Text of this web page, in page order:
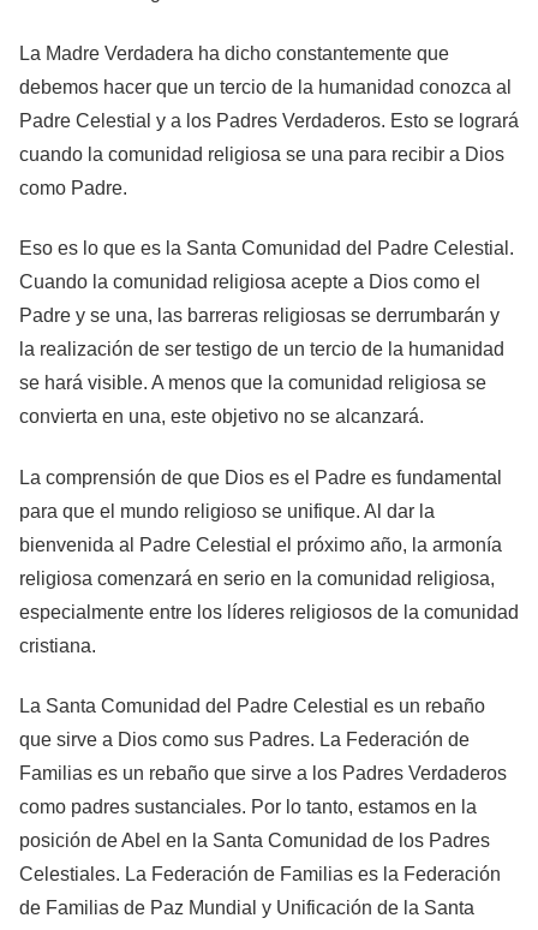
La Madre Verdadera ha dicho constantemente que
debemos hacer que un tercio de la humanidad conozca al
Padre Celestial y a los Padres Verdaderos. Esto se logrará
cuando la comunidad religiosa se una para recibir a Dios
como Padre.
Eso es lo que es la Santa Comunidad del Padre Celestial.
Cuando la comunidad religiosa acepte a Dios como el
Padre y se una, las barreras religiosas se derrumbarán y
la realización de ser testigo de un tercio de la humanidad
se hará visible. A menos que la comunidad religiosa se
convierta en una, este objetivo no se alcanzará.
La comprensión de que Dios es el Padre es fundamental
para que el mundo religioso se unifique. Al dar la
bienvenida al Padre Celestial el próximo año, la armonía
religiosa comenzará en serio en la comunidad religiosa,
especialmente entre los líderes religiosos de la comunidad
cristiana.
La Santa Comunidad del Padre Celestial es un rebaño
que sirve a Dios como sus Padres. La Federación de
Familias es un rebaño que sirve a los Padres Verdaderos
como padres sustanciales. Por lo tanto, estamos en la
posición de Abel en la Santa Comunidad de los Padres
Celestiales. La Federación de Familias es la Federación
de Familias de Paz Mundial y Unificación de la Santa